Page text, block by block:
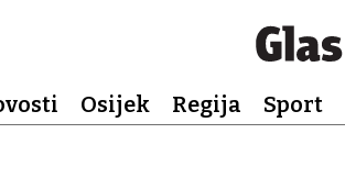
Osijek Regija Sport